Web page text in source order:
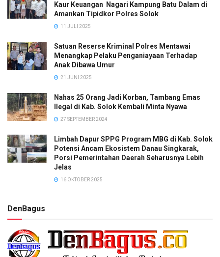
Kaur Keuangan Nagari Kampung Batu Dalam di
Amankan Tipidkor Polres Solok
11 JULI 2025
Satuan Reserse Kriminal Polres Mentawai
Menangkap Pelaku Penganiayaan Terhadap
Anak Dibawa Umur
21 JUNI 2025
Nahas 25 Orang Jadi Korban, Tambang Emas
Ilegal di Kab. Solok Kembali Minta Nyawa
27 SEPTEMBER 2024
Limbah Dapur SPPG Program MBG di Kab. Solok
Potensi Ancam Ekosistem Danau Singkarak,
Porsi Pemerintahan Daerah Seharusnya Lebih
Jelas
16 OKTOBER 2025
DenBagus